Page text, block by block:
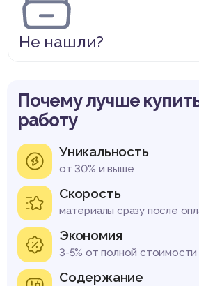
Не нашли?
Почему лучше
работу
Уникальность
от 30% и выше
Скорость
материалы сразу после
Экономия
3-5% от полной стоимости
Содержание